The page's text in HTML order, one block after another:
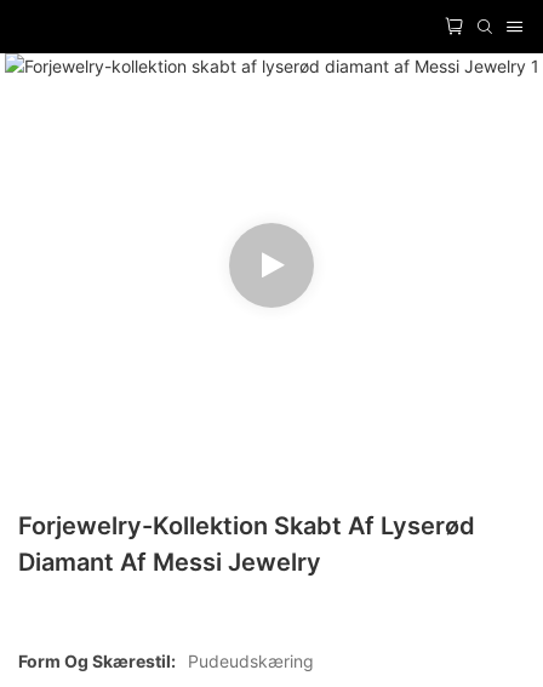
Forjewelry-Kollektion Skabt Af Lyserød
Diamant Af Messi Jewelry
Form Og Skærestil:
Pudeudskæring